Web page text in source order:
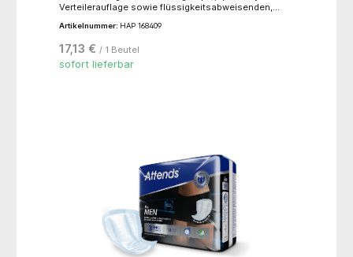
Verteilerauflage sowie flüssigkeitsabweisenden,
elastischem Beinabschluss, einer
Außenseite und einem Nässeindikator. Durch einen
speziell entwickelten Saugkörper bietet MoliCare
Personen geeignet- Farbkennzeichnung der
Saugstärke: dunkelblau
Artikelnummer: HAP 168409
17,13 € / 1 Beutel
sofort lieferbar